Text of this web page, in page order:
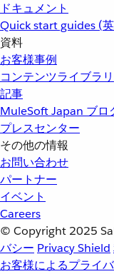
ドキュメント
Quick start guides (
資料
お客様事例
コンテンツライブラリ
記事
MuleSoft Japan ブロ
プレスセンター
その他の情報
お問い合わせ
パートナー
イベント
Careers
© Copyright 2025
バシー Privacy Shield
お客様によるプライ